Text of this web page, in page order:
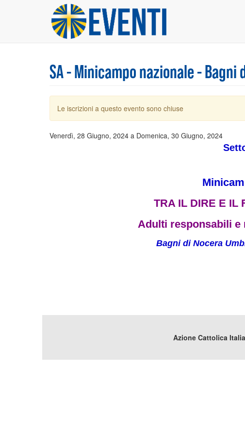
SA - Minicampo nazionale -
Messaggio
Le iscrizioni a questo evento sono chiuse
Venerdì, 28 Giugno, 2024 a Domenica, 30 Giugno, 2024
TRA IL DIRE E IL
Adulti responsabili e
Bagni di Nocera
Azione Cattolica